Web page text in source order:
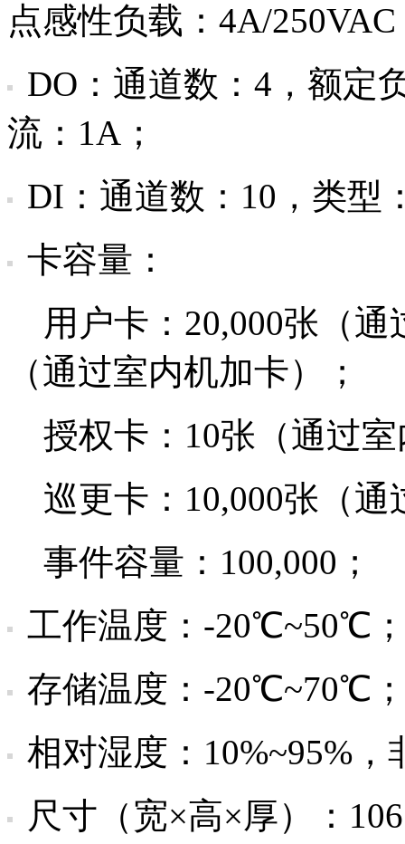
点感性负载：4A/250VAC
DO：通道数：4，额定
流：1A；
DI：通道数：10，类型
卡容量：
用户卡：20,000张（通
（通过室内机加卡）；
授权卡：10张（通过室
巡更卡：10,000张（通
事件容量：100,000；
工作温度：-20℃~50℃
存储温度：-20℃~70℃
相对湿度：10%~95%，
尺寸（宽×高×厚）：